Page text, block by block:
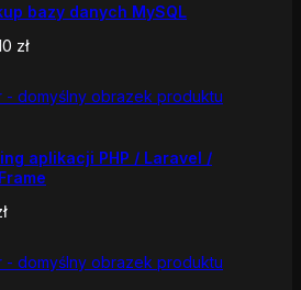
bazy danych MySQL
zł
aplikacji PHP / Laravel /